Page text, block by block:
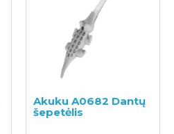
Akuku A0682 Dantų
šepetėlis